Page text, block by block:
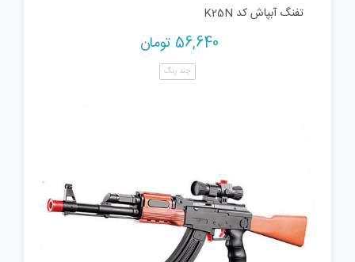
تفنگ آبپاش کد K25N
56,640 تومان
چند رنگ